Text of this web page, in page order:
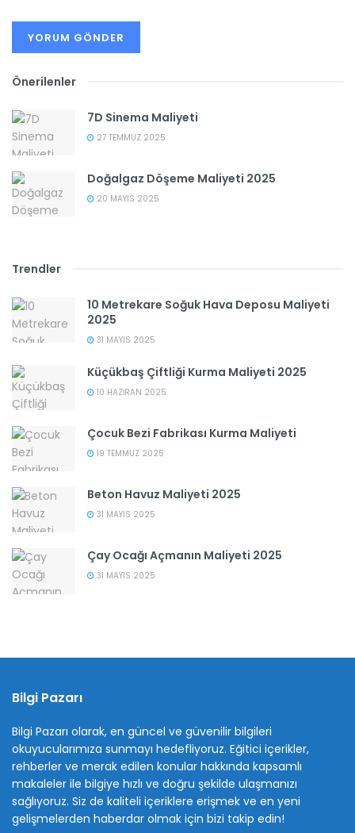
Önerilenler
7D Sinema Maliyeti
27 TEMMUZ 2025
Doğalgaz Döşeme Maliyeti 2025
20 MAYIS 2025
Trendler
10 Metrekare Soğuk Hava Deposu Maliyeti
2025
31 MAYIS 2025
Küçükbaş Çiftliği Kurma Maliyeti 2025
10 HAZIRAN 2025
Çocuk Bezi Fabrikası Kurma Maliyeti
19 TEMMUZ 2025
Beton Havuz Maliyeti 2025
31 MAYIS 2025
Çay Ocağı Açmanın Maliyeti 2025
31 MAYIS 2025
Bilgi Pazarı
Bilgi Pazarı olarak, en güncel ve güvenilir bilgileri
okuyucularımıza sunmayı hedefliyoruz. Eğitici içerikler,
rehberler ve merak edilen konular hakkında kapsamlı
makaleler ile bilgiye hızlı ve doğru şekilde ulaşmanızı
sağlıyoruz. Siz de kaliteli içeriklere erişmek ve en yeni
gelişmelerden haberdar olmak için bizi takip edin!